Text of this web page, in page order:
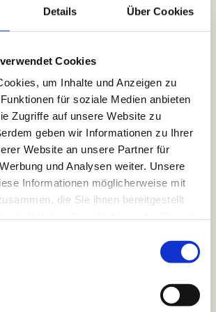
Details Über Cookies
Cookies
um Inhalte und Anzeigen zu
für soziale Medien anbieten
Zugriffe auf unsere Website zu
geben wir Informationen zu Ihrer
Website an unsere Partner für
und Analysen weiter. Unsere
Informationen möglicherweise mit
die Sie ihnen bereitgestellt
E-
Unternehmen bei der
Einführung und
von elektronischen
Dabei setze ich auf
Standards wie ZUGFeRD
X) und XRechnung, um Ihre
API miteinander